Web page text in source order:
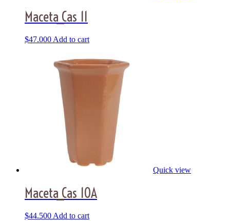
Maceta_Cas 11
$47.000 Add to cart
Quick view
Maceta_Cas 10A
$44.500Add to cart